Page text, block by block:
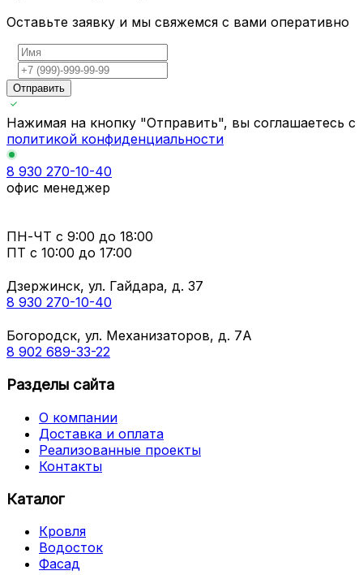
Оставьте заявку и мы свяжемся с вами оперативно
Отправить
Нажимая на кнопку "Отправить", вы соглашаетесь с
политикой конфиденциальности
8 930 270-10-40
офис менеджер
ПН-ЧТ с 9:00 до 18:00
ПТ с 10:00 до 17:00
Дзержинск, ул. Гайдара, д. 37
8 930 270-10-40
Богородск, ул. Механизаторов, д. 7А
8 902 689-33-22
Разделы сайта
О компании
Доставка и оплата
Реализованные проекты
Контакты
Каталог
Кровля
Водосток
Фасад